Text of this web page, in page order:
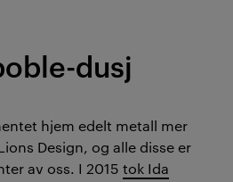
dusj
hjem edelt metall mer
Design, og alle disse er
av oss. I 2015 tok Ida